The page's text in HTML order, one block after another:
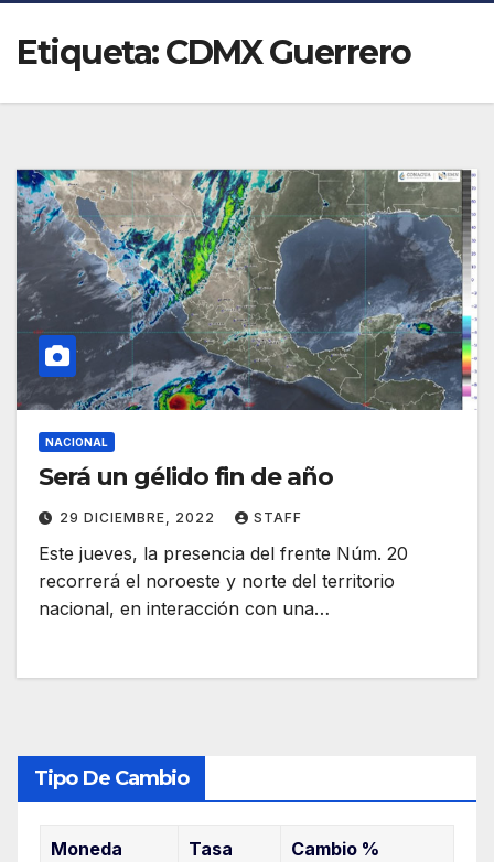
Etiqueta:CDMX Guerrero
NACIONAL
Será un gélido fin de año
29 DICIEMBRE, 2022 STAFF
Este jueves, la presencia del frente Núm. 20
recorrerá el noroeste y norte del territorio
nacional, en interacción con una…
Tipo De Cambio
Moneda Tasa
Cambio %